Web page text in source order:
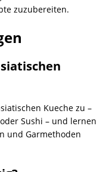
zuzubereiten.
Kueche zu –
Sushi – und lernen
und Garmethoden